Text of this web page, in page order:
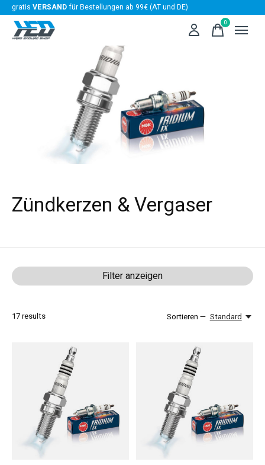
gratis VERSANDfür Bestellungen ab 99€ (AT und DE)
0items
Zündkerzen & Vergaser
Filter anzeigen
17results Sortieren — Standard